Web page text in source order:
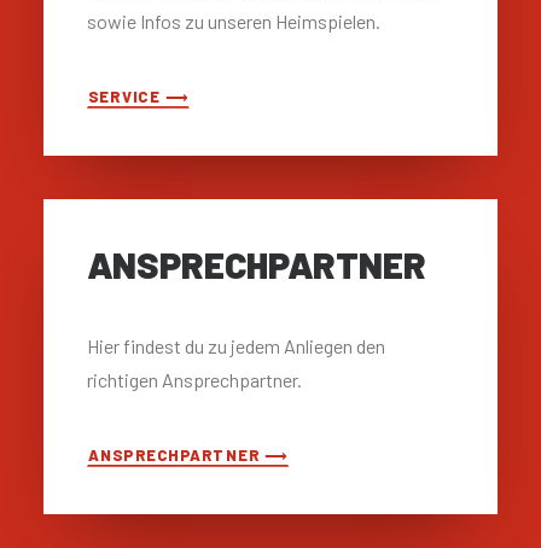
sowie Infos zu unseren Heimspielen.
SERVICE ⟶
ANSPRECH­PARTNER
Hier findest du zu jedem Anliegen den
richtigen Ansprechpartner.
ANSPRECHPARTNER ⟶